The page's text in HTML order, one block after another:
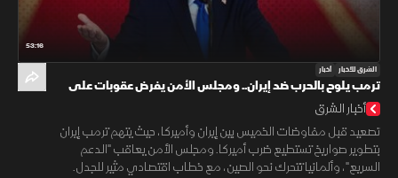
53:16
الشرق للأخبار أخبار
ترمب يلوح بالحرب ضد إيران.. ومجلس الأمن يفرض عقوبات على
"الدعم السريع"
أخبار الشرق
تصعيد قبل مفاوضات الخميس بين إيران وأميركا، حيث يتهم ترمب إيران
بتطوير صواريخ تستطيع ضرب أميركا. ومجلس الأمن يعاقب "الدعم
السريع"، وألمانيا تتحرك نحو الصين، مع خطاب اقتصادي مثير للجدل.